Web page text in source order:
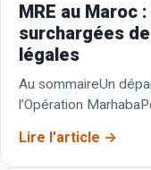
MRE au Maroc
surchargées
légales
Au sommaireUn
l’Opération
prendre…
Lire l'article